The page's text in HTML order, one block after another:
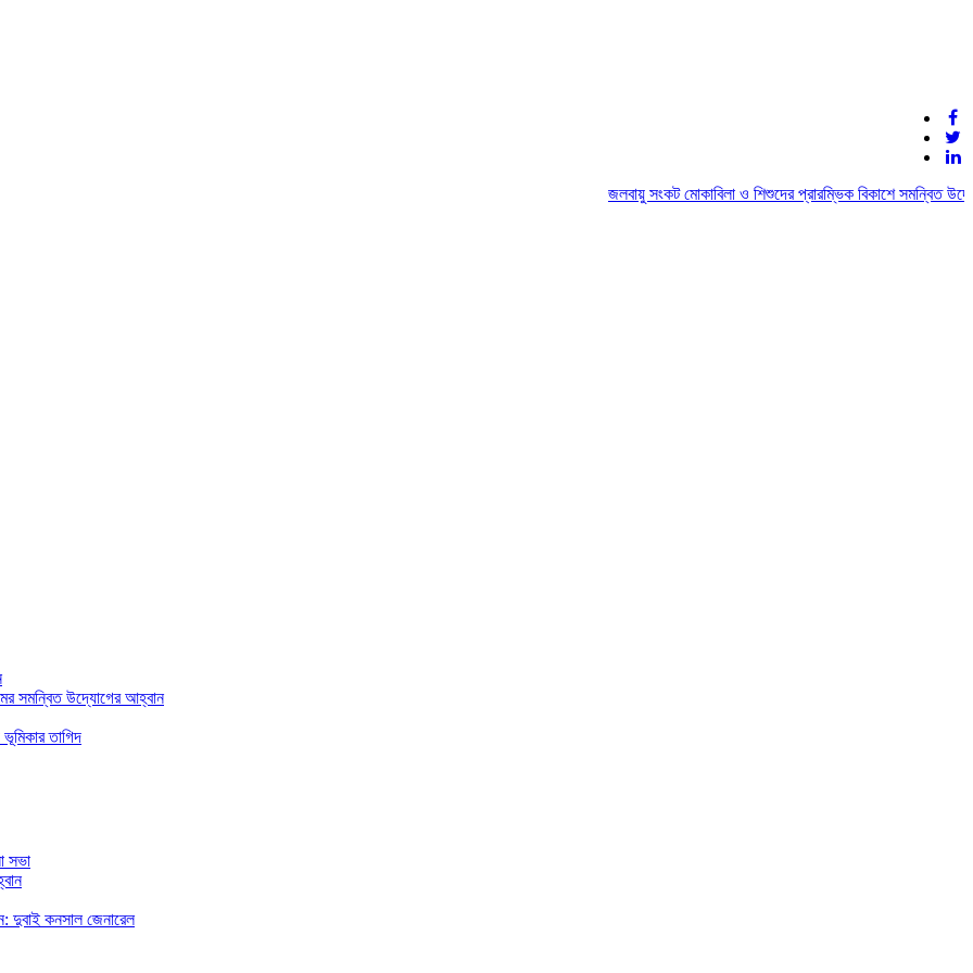
জলবায়ু সংকট মোকাবিলা ও শিশুদের প্রারম্ভিক বিকাশে সমন্বিত
সমন্বিত উদ্যোগের আহ্বান
তাগিদ
সভা
দুবাই কনসাল জেনারেল